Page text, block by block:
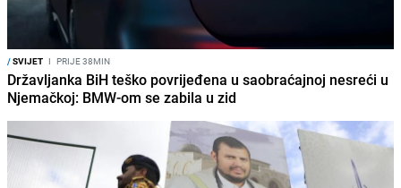
/SVIJET I PRIJE 38MIN
Državljanka BiH teško povrijeđena u saobraćajnoj nesreći u
Njemačkoj: BMW-om se zabila u zid